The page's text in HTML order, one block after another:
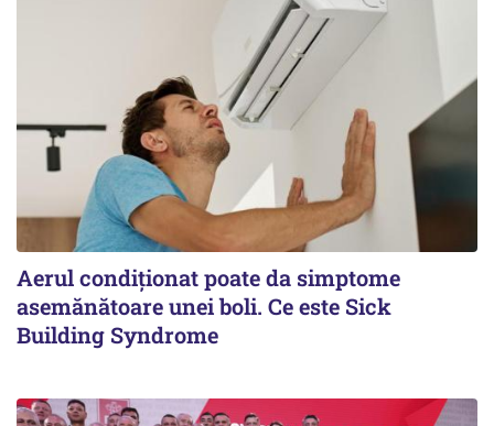
Aerul condiționat poate da simptome
asemănătoare unei boli. Ce este Sick
Building Syndrome